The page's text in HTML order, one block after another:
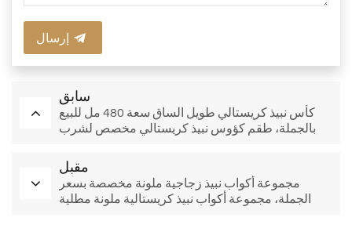
إرسال
سابق
كأس نبيذ كريستالي طويل الساق سعة 480 مل للبيع
بالجملة، طقم كؤوس نبيذ كريستالي مخصص لشرب
مقبل
مجموعة أكواب نبيذ زجاجية ملونة مخصصة بسعر
الجملة، مجموعة أكواب نبيذ كريستالية ملونة مطلية